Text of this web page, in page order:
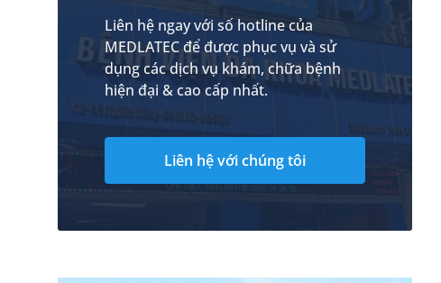
Liên hệ ngay với số hotline của
MEDLATEC để được phục vụ và sử
dụng các dịch vụ khám, chữa bệnh
hiện đại & cao cấp nhất.
Liên hệ với chúng tôi